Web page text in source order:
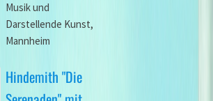
Musik und
Darstellende Kunst,
Mannheim
Hindemith "Die